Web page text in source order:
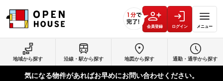
会員登録 ログイン メニュー
地域から探す 沿線・駅から探す 地図から探す 通勤・通学から探す
気になる物件があればお早めにお問い合わせください。